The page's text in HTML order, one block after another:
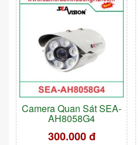
Camera Quan Sát SEA-
AH8058G4
300.000 đ